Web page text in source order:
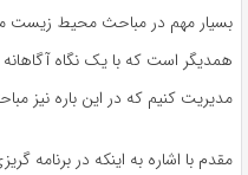
بسیار مهم در مباحث محیط زیست
همدیگر است که با یک نگاه
مدیریت کنیم که در این باره نیز
مقدم با اشاره به اینکه در